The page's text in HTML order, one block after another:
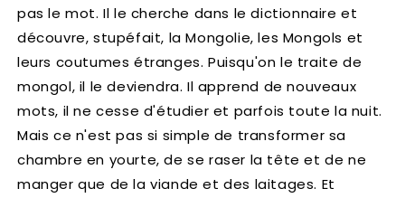
pas le mot. Il le cherche dans le dictionnaire et
découvre, stupéfait, la Mongolie, les Mongols et
leurs coutumes étranges. Puisqu'on le traite de
mongol, il le deviendra. Il apprend de nouveaux
mots, il ne cesse d'étudier et parfois toute la nuit.
Mais ce n'est pas si simple de transformer sa
chambre en yourte, de se raser la tête et de ne
manger que de la viande et des laitages. Et